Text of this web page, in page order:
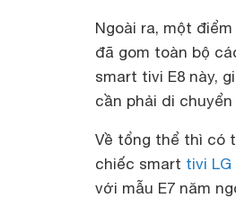
Ngoài ra, một
đã gom toàn bộ
smart tivi E8 này,
cần phải di chuyển
Về tổng thể thì có
chiếc smart tivi LG
với mẫu E7 năm